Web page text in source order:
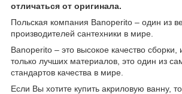
отличаться от оригинала.
Польская компания Banoperito – один из
производителей сантехники в мире.
Banoperito – это высокое качество сборки,
только лучших материалов, это один из
стандартов качества в мире.
Если Вы хотите купить акриловую ванну,